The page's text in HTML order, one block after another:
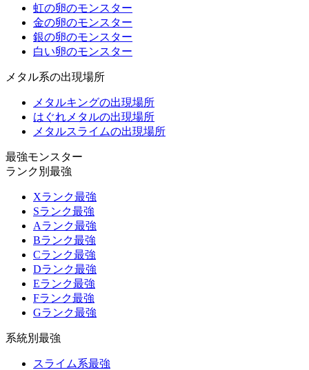
虹の卵のモンスター
金の卵のモンスター
銀の卵のモンスター
白い卵のモンスター
メタル系の出現場所
メタルキングの出現場所
はぐれメタルの出現場所
メタルスライムの出現場所
最強モンスター
ランク別最強
Xランク最強
Sランク最強
Aランク最強
Bランク最強
Cランク最強
Dランク最強
Eランク最強
Fランク最強
Gランク最強
系統別最強
スライム系最強